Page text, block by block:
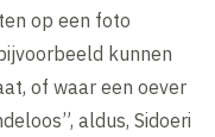
op een foto
kunnen
of waar een oever
aldus, Sidoeri